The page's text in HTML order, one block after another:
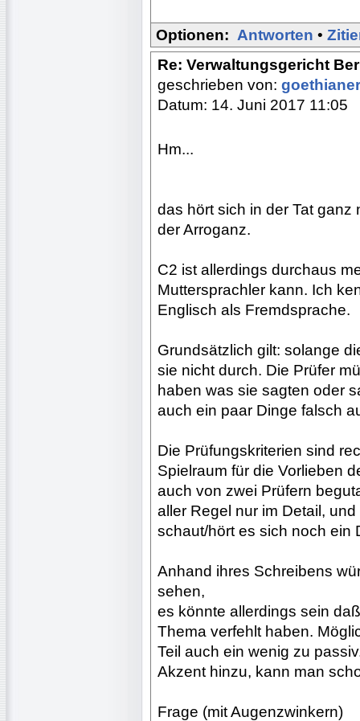
Optionen: Antworten •
Re: Verwaltungsgericht
geschrieben von:
Datum: 14. Juni 2017 11:05
Hm...
das hört sich in der Tat ganz
der Arroganz.
C2 ist allerdings durchaus
Muttersprachler kann. Ich
Englisch als Fremdsprache.
Grundsätzlich gilt: solange
sie nicht durch. Die Prüfer
haben was sie sagten oder
auch ein paar Dinge falsch
Die Prüfungskriterien sind
Spielraum für die Vorlieben
auch von zwei Prüfern
aller Regel nur im Detail,
schaut/hört es sich noch ein
Anhand ihres Schreibens
sehen,
es könnte allerdings sein
Thema verfehlt haben.
Teil auch ein wenig zu
Akzent hinzu, kann man
Frage (mit Augenzwinkern)